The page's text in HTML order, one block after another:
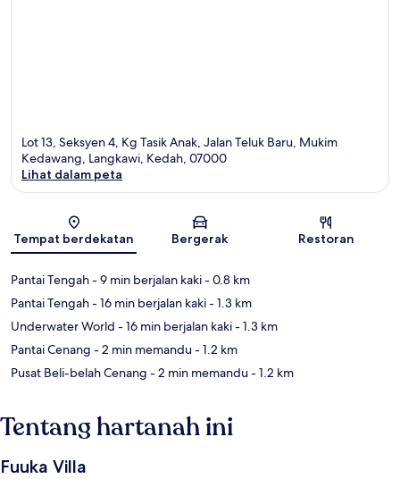
Lot 13, Seksyen 4, Kg Tasik Anak, Jalan Teluk Baru, Mukim
Kedawang, Langkawi, Kedah, 07000
Lihat dalam peta
Tempat berdekatan Bergerak Restoran
Pantai Tengah- 9 min berjalan kaki- 0.8 km
Pantai Tengah- 16 min berjalan kaki- 1.3 km
Underwater World - 16 min berjalan kaki- 1.3 km
Pantai Cenang - 2 min memandu- 1.2 km
Pusat Beli-belah Cenang - 2 min memandu- 1.2 km
Tentang hartanah ini
Fuuka Villa